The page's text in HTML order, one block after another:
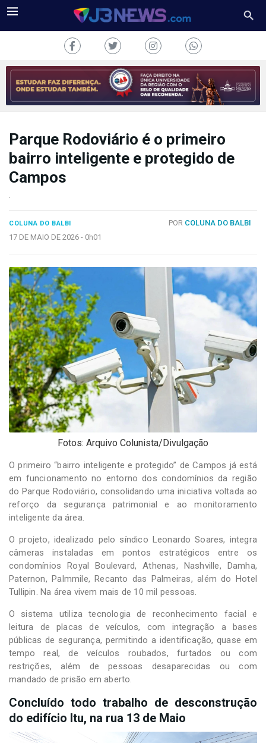
J3NEWS
TV
CONOSCO
2024
Desenvolvido
por
Hesea
Tecnologia
Sistemas
Parque Rodoviário é o primeiro
bairro inteligente e protegido de
Campos
COLUNA DO BALBI POR COLUNA DO BALBI
17 DE MAIO DE 2026 - 0h01
Fotos: Arquivo Colunista/Divulgação
O primeiro “bairro inteligente e protegido” de Campos já está
em funcionamento no entorno dos condomínios da região
do Parque Rodoviário, consolidando uma iniciativa voltada ao
reforço da segurança patrimonial e ao monitoramento
inteligente da área.
O projeto, idealizado pelo síndico Leonardo Soares, integra
câmeras instaladas em pontos estratégicos entre os
condomínios Royal Boulevard, Athenas, Nashville, Damha,
Paternon, Palmmile, Recanto das Palmeiras, além do Hotel
Tullipin. Na área vivem mais de 10 mil pessoas.
O sistema utiliza tecnologia de reconhecimento facial e
leitura de placas de veículos, com integração a bases
públicas de segurança, permitindo a identificação, quase em
tempo real, de veículos roubados, furtados ou com
restrições, além de pessoas desaparecidas ou com
mandado de prisão em aberto.
Concluído todo trabalho de desconstrução
do edifício Itu, na rua 13 de Maio